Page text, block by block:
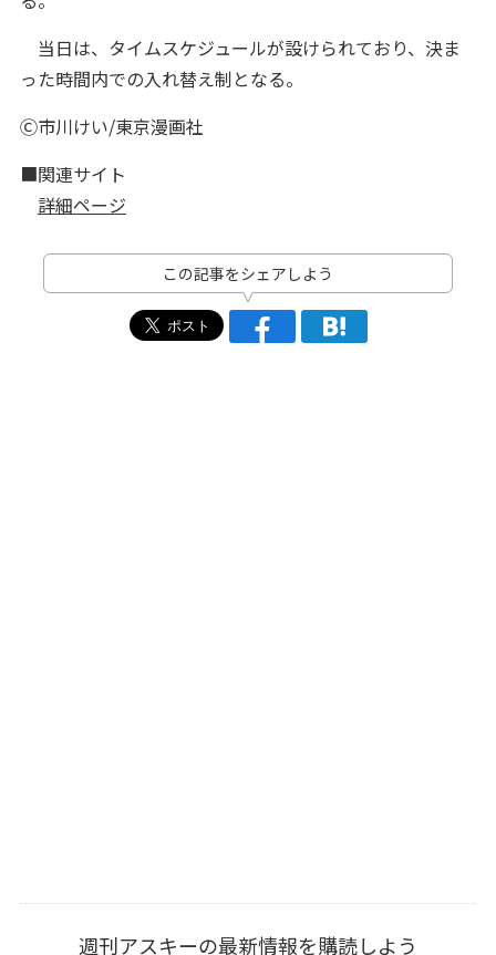
当日は、タイムスケジュールが設けられており、決ま
った時間内での入れ替え制となる。
Ⓒ市川けい/東京漫画社
■関連サイト
詳細ページ
この記事をシェアしよう
週刊アスキーの最新情報を購読しよう